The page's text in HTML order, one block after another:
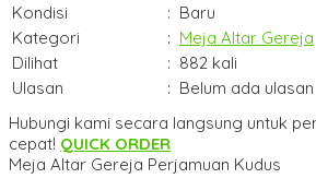
Kondisi
: Baru
Kategori
: Meja Altar Gereja
Dilihat
: 882 kali
Ulasan
: Belum ada ulasan
Hubungi kami secara langsung untuk
cepat! QUICK ORDER
Meja Altar Gereja Perjamuan Kudus